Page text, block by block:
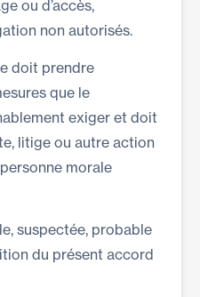
ou d’accès,
non autorisés.
doit prendre
que le
exiger et doit
litige ou autre action
morale
suspectée, probable
du présent accord